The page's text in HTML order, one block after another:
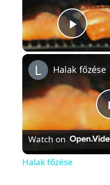
Play
Halak főzése
Watch on
Halak főzése